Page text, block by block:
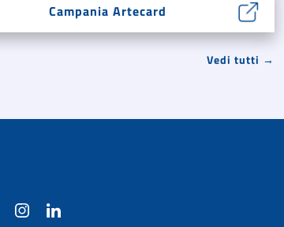
Campania Artecard
Vedi tutti →
YouTube Instagram